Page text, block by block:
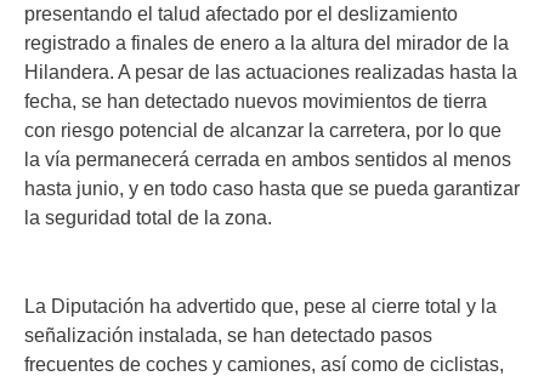
presentando el talud afectado por el deslizamiento
registrado a finales de enero a la altura del mirador de la
Hilandera. A pesar de las actuaciones realizadas hasta la
fecha, se han detectado nuevos movimientos de tierra
con riesgo potencial de alcanzar la carretera, por lo que
la vía permanecerá cerrada en ambos sentidos al menos
hasta junio, y en todo caso hasta que se pueda garantizar
la seguridad total de la zona.
La Diputación ha advertido que, pese al cierre total y la
señalización instalada, se han detectado pasos
frecuentes de coches y camiones, así como de ciclistas,